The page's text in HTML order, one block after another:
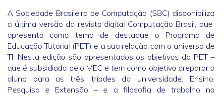
A Sociedade Brasileira de Computação (SBC) disponibiliza
a última versão da revista digital Computação Brasil, que
apresenta como tema de destaque o Programa de
Educação Tutorial (PET) e a sua relação com o universo de
TI. Nesta edição são apresentados os objetivos do PET –
que é subsidiado pelo MEC e tem como objetivo preparar o
aluno para as três tríades da universidade: Ensino,
Pesquisa e Extensão – e a filosofia de trabalho na